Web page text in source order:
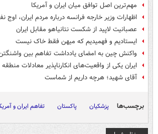
مهم‌ترین اصل توافق میان ایران و آمریکا
اظهارات وزیر خارجه فرانسه درباره مردم ایران، اوج
عصبانیت لاپید از شکست نتانیاهو مقابل ایران
ایستادیم و فهمیدیم که میهن فقط خاک نیست
واکنش چین به امضای یادداشت تفاهم بین
ایران یکی از واقعیت‌های انکارناپذیر معادلات
آقای شهید؛ هرچه داریم از شماست
برچسب‌ها پزشکیان پاکستان تفاهم ایران و